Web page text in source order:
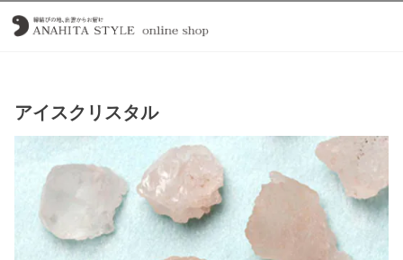
アイスクリスタル